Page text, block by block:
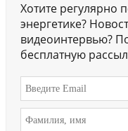
Хотите регулярно
энергетике?
видеоинтервью?
бесплатную